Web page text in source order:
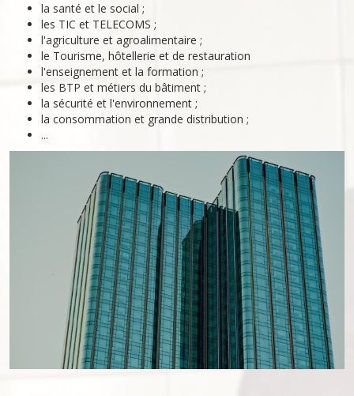
la santé et le social ;
les TIC et TELECOMS ;
l'agriculture et agroalimentaire ;
le Tourisme, hôtellerie et de restauration
l'enseignement et la formation ;
les BTP et métiers du bâtiment ;
la sécurité et l'environnement ;
la consommation et grande distribution ;
...